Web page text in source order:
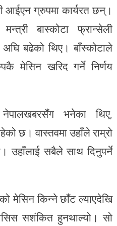
आईएन ग्रुपमा कार्यरत छन्।
बास्कोटा फ्रान्सेली
बढेको थिए। बाँस्कोटाले
मेसिन खरिद गर्ने निर्णय
भनेका थिए,
छ। वास्तवमा उहाँले राम्रो
उहाँलाई सबैले साथ दिनुपर्ने
मेसिन किन्ने छाँट ल्याएदेखि
सशंकित हुनथाल्यो। सो